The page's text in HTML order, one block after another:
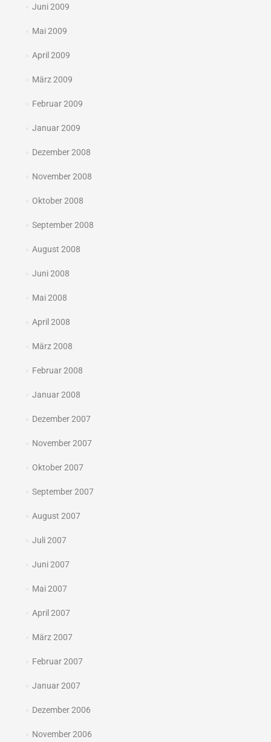
Juni 2009
Mai 2009
April 2009
März 2009
Februar 2009
Januar 2009
Dezember 2008
November 2008
Oktober 2008
September 2008
August 2008
Juni 2008
Mai 2008
April 2008
März 2008
Februar 2008
Januar 2008
Dezember 2007
November 2007
Oktober 2007
September 2007
August 2007
Juli 2007
Juni 2007
Mai 2007
April 2007
März 2007
Februar 2007
Januar 2007
Dezember 2006
November 2006